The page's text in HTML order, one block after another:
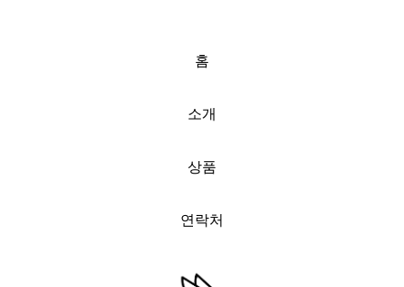
홈
소개
상품
연락처